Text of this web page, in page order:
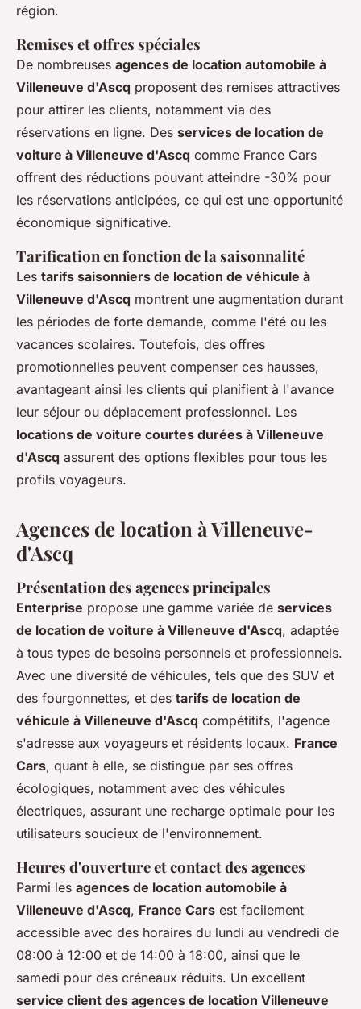
région.
Remises et offres spéciales
De nombreuses agences de location automobile à
Villeneuve d'Ascq proposent des remises attractives
pour attirer les clients, notamment via des
réservations en ligne. Des services de location de
voiture à Villeneuve d'Ascq comme France Cars
offrent des réductions pouvant atteindre -30% pour
les réservations anticipées, ce qui est une opportunité
économique significative.
Tarification en fonction de la saisonnalité
Les tarifs saisonniers de location de véhicule à
Villeneuve d'Ascq montrent une augmentation durant
les périodes de forte demande, comme l'été ou les
vacances scolaires. Toutefois, des offres
promotionnelles peuvent compenser ces hausses,
avantageant ainsi les clients qui planifient à l'avance
leur séjour ou déplacement professionnel. Les
locations de voiture courtes durées à Villeneuve
d'Ascq assurent des options flexibles pour tous les
profils voyageurs.
Agences de location à Villeneuve-
d'Ascq
Présentation des agences principales
Enterprise propose une gamme variée de services
de location de voiture à Villeneuve d'Ascq, adaptée
à tous types de besoins personnels et professionnels.
Avec une diversité de véhicules, tels que des SUV et
des fourgonnettes, et des tarifs de location de
véhicule à Villeneuve d'Ascq compétitifs, l'agence
s'adresse aux voyageurs et résidents locaux. France
Cars, quant à elle, se distingue par ses offres
écologiques, notamment avec des véhicules
électriques, assurant une recharge optimale pour les
utilisateurs soucieux de l'environnement.
Heures d'ouverture et contact des agences
Parmi les agences de location automobile à
Villeneuve d'Ascq, France Cars est facilement
accessible avec des horaires du lundi au vendredi de
08:00 à 12:00 et de 14:00 à 18:00, ainsi que le
samedi pour des créneaux réduits. Un excellent
service client des agences de location Villeneuve